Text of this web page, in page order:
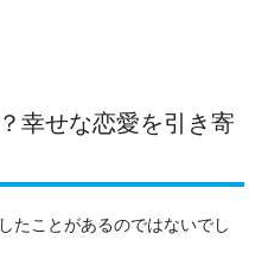
幸せな恋愛を引き寄
たことがあるのではないでし